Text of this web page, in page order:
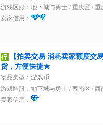
游戏区服： 地下城与勇士 / 重庆区 / 重
卖家信用：
【拍卖交易 消耗卖家额度交
货，方便快捷★
物品类型：游戏币
游戏区服： 地下城与勇士 / 西南区 / 西
卖家信用：